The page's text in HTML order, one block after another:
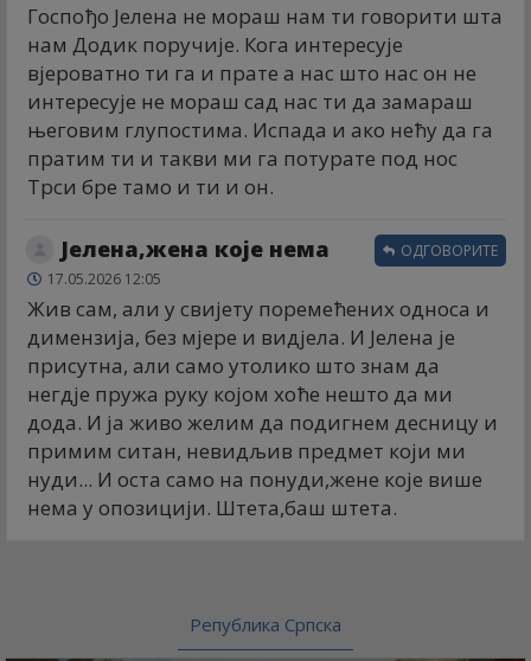
Госпођо Јелена не мораш нам ти говорити шта
нам Додик поручије. Кога интересује
вјероватно ти га и прате а нас што нас он не
интересује не мораш сад нас ти да замараш
његовим глупостима. Испада и ако нећу да га
пратим ти и такви ми га потурате под нос
Трси бре тамо и ти и он.
Јелена,жена које нема
17.05.2026 12:05
Жив сам, али у свијету поремећених односа и
димензија, без мјере и видјела. И Јелена је
присутна, али само утолико што знам да
негдје пружа руку којом хоће нешто да ми
дода. И ја живо желим да подигнем десницу и
примим ситан, невидљив предмет који ми
нуди... И оста само на понуди,жене које више
нема у опозицији. Штета,баш штета.
ОДГОВОРИТЕ
Република Српска